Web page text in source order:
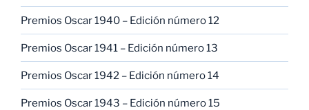
Premios Oscar 1940 – Edición número 12
Premios Oscar 1941 – Edición número 13
Premios Oscar 1942 – Edición número 14
Premios Oscar 1943 – Edición número 15